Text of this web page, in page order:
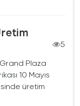
5
Plaza
10 Mayıs
üretim